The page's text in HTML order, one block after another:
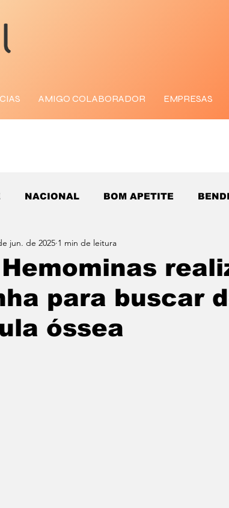
AMIGO COLABORADOR EMPRESAS
NACIONAL BOM APETITE
para buscar
óssea
jun. de 2025 1 min de leitura